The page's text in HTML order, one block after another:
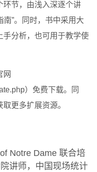
环节，由浅入深逐个讲
”。同时，书中采用大
手分析，也可用于教学使
网
）免费下载。同
更多扩展资源。
Notre Dame 联合培
讲师，中国现场统计